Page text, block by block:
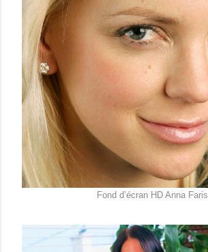
Fond d’écran HD Anna Faris